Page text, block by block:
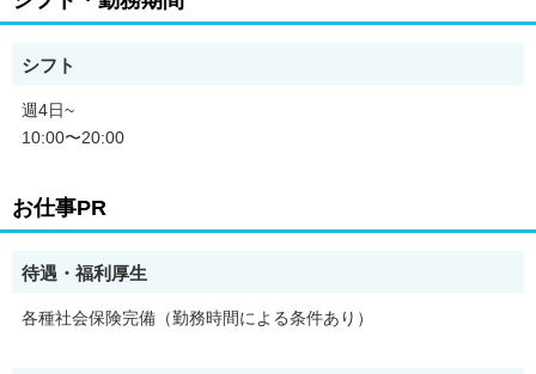
一日の業務は以上になります、お疲れ様です!(^^
シフト
週4日~
10:00〜20:00
お仕事PR
待遇・福利厚生
各種社会保険完備（勤務時間による条件あり）